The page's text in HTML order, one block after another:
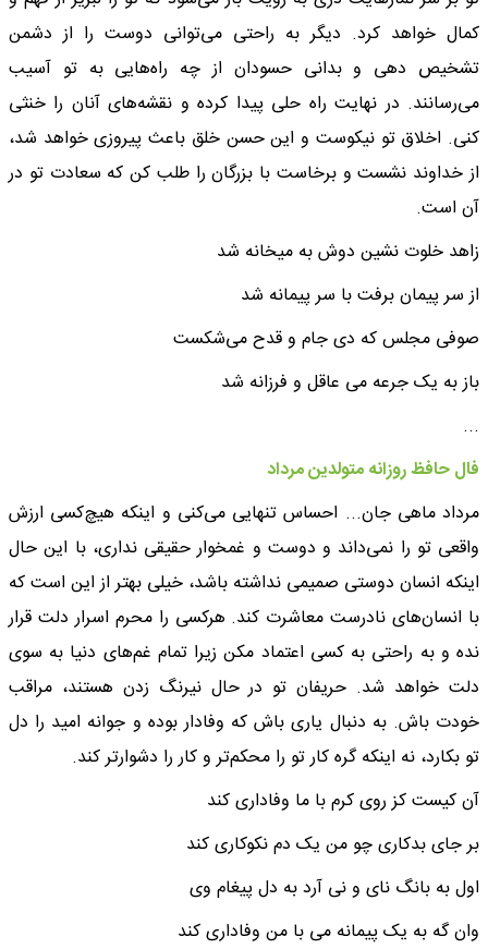
کمال خواهد کرد. دیگر به راحتی می‌توانی دوست را از دشمن
تشخیص دهی و بدانی حسودان از چه راه‌هایی به تو آسیب
می‌رسانند. در نهایت راه حلی پیدا کرده و نقشه‌های آنان را خنثی
کنی. اخلاق تو نیکوست و این حسن خلق باعث پیروزی خواهد شد،
از خداوند نشست و برخاست با بزرگان را طلب کن که سعادت تو در
آن است.
زاهد خلوت نشین دوش به میخانه شد
از سر پیمان برفت با سر پیمانه شد
صوفی مجلس که دی جام و قدح می‌شکست
باز به یک جرعه می عاقل و فرزانه شد
...
فال حافظ روزانه متولدین مرداد
مرداد ماهی جان... احساس تنهایی می‌کنی و اینکه هیچ‌کسی ارزش
واقعی تو را نمی‌داند و دوست و غمخوار حقیقی نداری، با این حال
اینکه انسان دوستی صمیمی نداشته باشد، خیلی بهتر از این است که
با انسان‌های نادرست معاشرت کند. هرکسی را محرم اسرار دلت قرار
نده و به راحتی به کسی اعتماد مکن زیرا تمام غم‌های دنیا به سوی
دلت خواهد شد. حریفان تو در حال نیرنگ زدن هستند، مراقب
خودت باش. به دنبال یاری باش که وفادار بوده و جوانه امید را دل
تو بکارد، نه اینکه گره کار تو را محکم‌تر و کار را دشوارتر کند.
آن کیست کز روی کرم با ما وفاداری کند
بر جای بدکاری چو من یک دم نکوکاری کند
اول به بانگ نای و نی آرد به دل پیغام وی
وان گه به یک پیمانه می با من وفاداری کند